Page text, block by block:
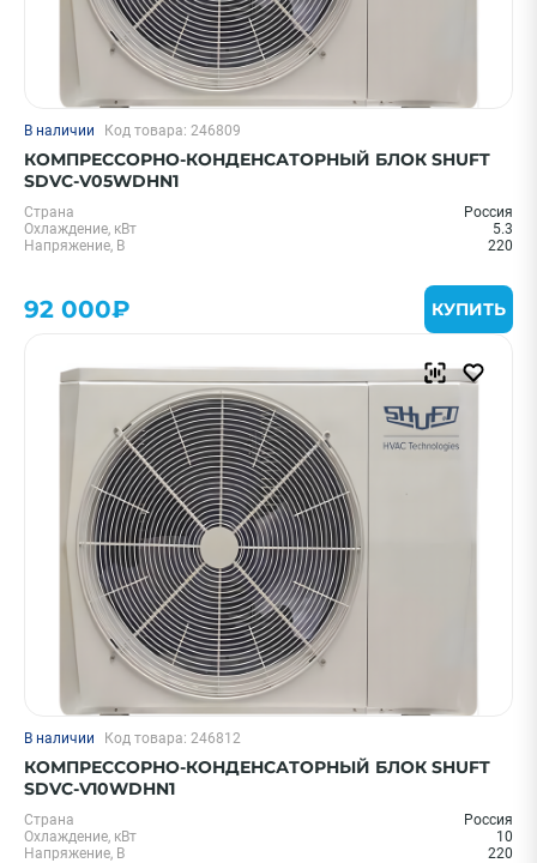
В наличии Код товара: 246809
КОМПРЕССОРНО-КОНДЕНСАТОРНЫЙ БЛОК SHUFT
SDVC-V05WDHN1
Страна
Россия
Охлаждение, кВт
5.3
Напряжение, В
220
92 000₽ КУПИТЬ
В наличии Код товара: 246812
КОМПРЕССОРНО-КОНДЕНСАТОРНЫЙ БЛОК SHUFT
SDVC-V10WDHN1
Страна
Россия
Охлаждение, кВт
10
Напряжение, В
220